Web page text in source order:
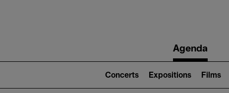
navigationAgenda
2)
Concerts Expositions Films